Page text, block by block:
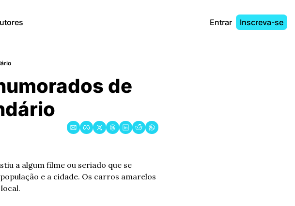
Entrar Inscreva-se
de
a algum filme ou seriado que se
e a cidade. Os carros amarelos